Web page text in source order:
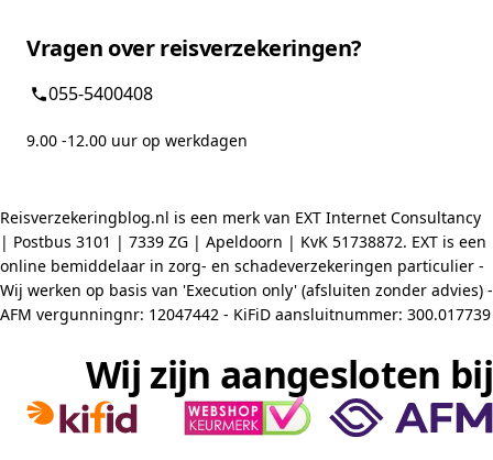
Vragen over reisverzekeringen?
055-5400408
9.00 -12.00 uur op werkdagen
Reisverzekeringblog.nl is een merk van EXT Internet Consultancy
| Postbus 3101 | 7339 ZG | Apeldoorn | KvK 51738872. EXT is een
online bemiddelaar in zorg- en schadeverzekeringen particulier -
Wij werken op basis van 'Execution only' (afsluiten zonder advies) -
AFM vergunningnr: 12047442 - KiFiD aansluitnummer: 300.017739
Wij zijn aangesloten bij